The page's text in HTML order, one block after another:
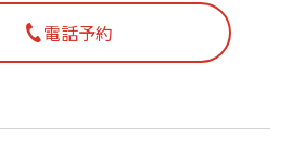
電話予約